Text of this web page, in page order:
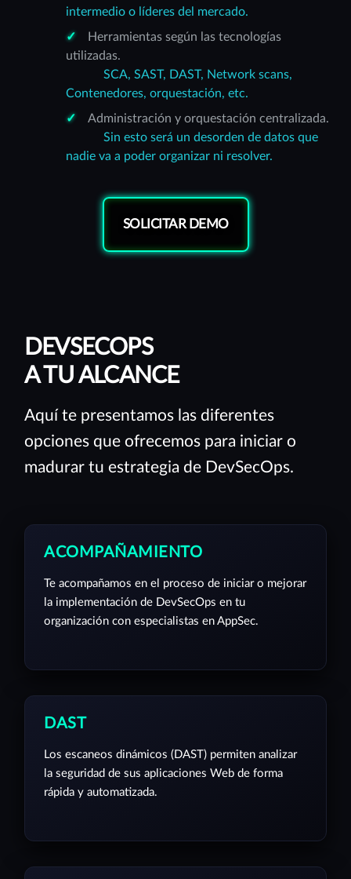
intermedio o líderes del mercado.
Herramientas según las tecnologías
utilizadas.
SCA, SAST, DAST, Network scans,
Contenedores, orquestación, etc.
Administración y orquestación centralizada.
Sin esto será un desorden de datos que
nadie va a poder organizar ni resolver.
SOLICITAR DEMO
DEVSECOPS
A TU ALCANCE
Aquí te presentamos las diferentes
opciones que ofrecemos para iniciar o
madurar tu estrategia de DevSecOps.
ACOMPAÑAMIENTO
Te acompañamos en el proceso de iniciar o mejorar
la implementación de DevSecOps en tu
organización con especialistas en AppSec.
DAST
Los escaneos dinámicos (DAST) permiten analizar
la seguridad de sus aplicaciones Web de forma
rápida y automatizada.